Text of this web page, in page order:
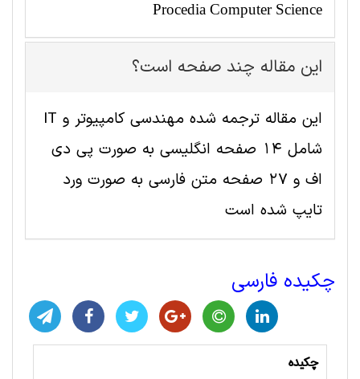
Procedia Computer Science
این مقاله چند صفحه است؟
این مقاله ترجمه شده مهندسی کامپیوتر و IT
شامل 14 صفحه انگلیسی به صورت پی دی
اف و 27 صفحه متن فارسی به صورت ورد
تایپ شده است
چکیده فارسی
چکیده